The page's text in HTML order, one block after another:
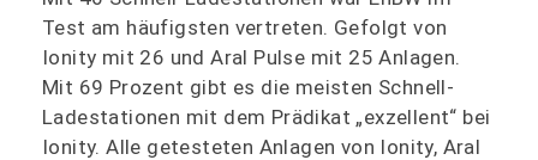
Test am häufigsten vertreten. Gefolgt von
Ionity mit 26 und Aral Pulse mit 25 Anlagen.
Mit 69 Prozent gibt es die meisten Schnell-
Ladestationen mit dem Prädikat „exzellent“ bei
Ionity. Alle getesteten Anlagen von Ionity, Aral